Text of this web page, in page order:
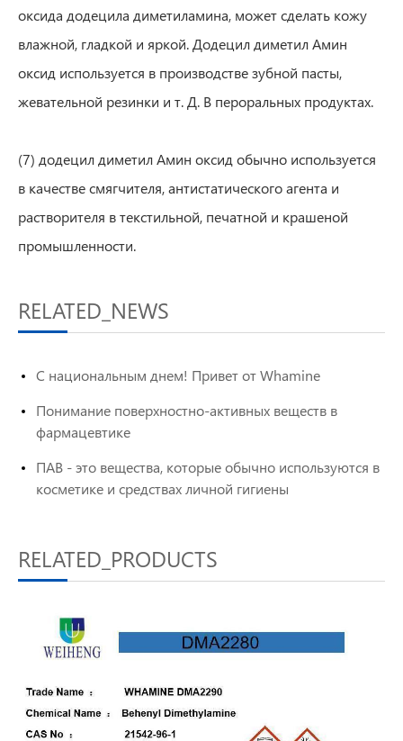
оксида додецила диметиламина, может сделать кожу
влажной, гладкой и яркой. Додецил диметил Амин
оксид используется в производстве зубной пасты,
жевательной резинки и т. Д. В пероральных продуктах.
(7) додецил диметил Амин оксид обычно используется
в качестве смягчителя, антистатического агента и
растворителя в текстильной, печатной и крашеной
промышленности.
RELATED_NEWS
С национальным днем! Привет от Whamine
Понимание поверхностно-активных веществ в
фармацевтике
ПАВ - это вещества, которые обычно используются в
косметике и средствах личной гигиены
RELATED_PRODUCTS